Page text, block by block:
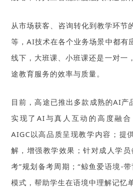
从市场获客、咨询转化到教学环节
等，AI技术在各个业务场景中都有
线下，大班课、小班课还是一对一
途教育服务的效率与质量。
目前，高途已推出多款成熟的AI产
实现了AI与真人互动的高度融合
AIGC以高品质呈现教学内容；提
解，增强教学效果；针对成人学
考”规划备考周期；“鲸鱼爱语境-
模式，帮助学生在语境中理解记忆单